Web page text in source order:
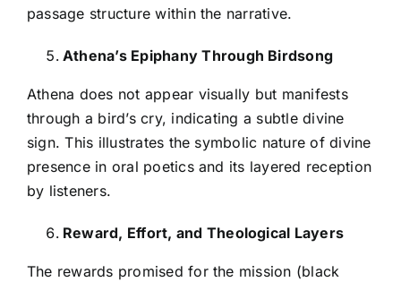
passage structure within the narrative.
Athena’s Epiphany Through Birdsong
Athena does not appear visually but manifests
through a bird’s cry, indicating a subtle divine
sign. This illustrates the symbolic nature of divine
presence in oral poetics and its layered reception
by listeners.
Reward, Effort, and Theological Layers
The rewards promised for the mission (black